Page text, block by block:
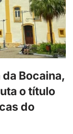
Bocaina,
o título
do